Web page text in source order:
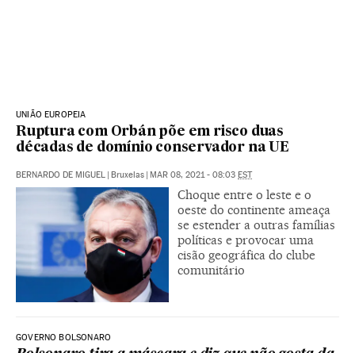
UNIÃO EUROPEIA
Ruptura com Orbán põe em risco duas
décadas de domínio conservador na UE
BERNARDO DE MIGUEL Bruxelas MAR 08, 2021 - 08:03 EST
Choque entre o leste e o
oeste do continente ameaça
se estender a outras famílias
políticas e provocar uma
cisão geográfica do clube
comunitário
GOVERNO BOLSONARO